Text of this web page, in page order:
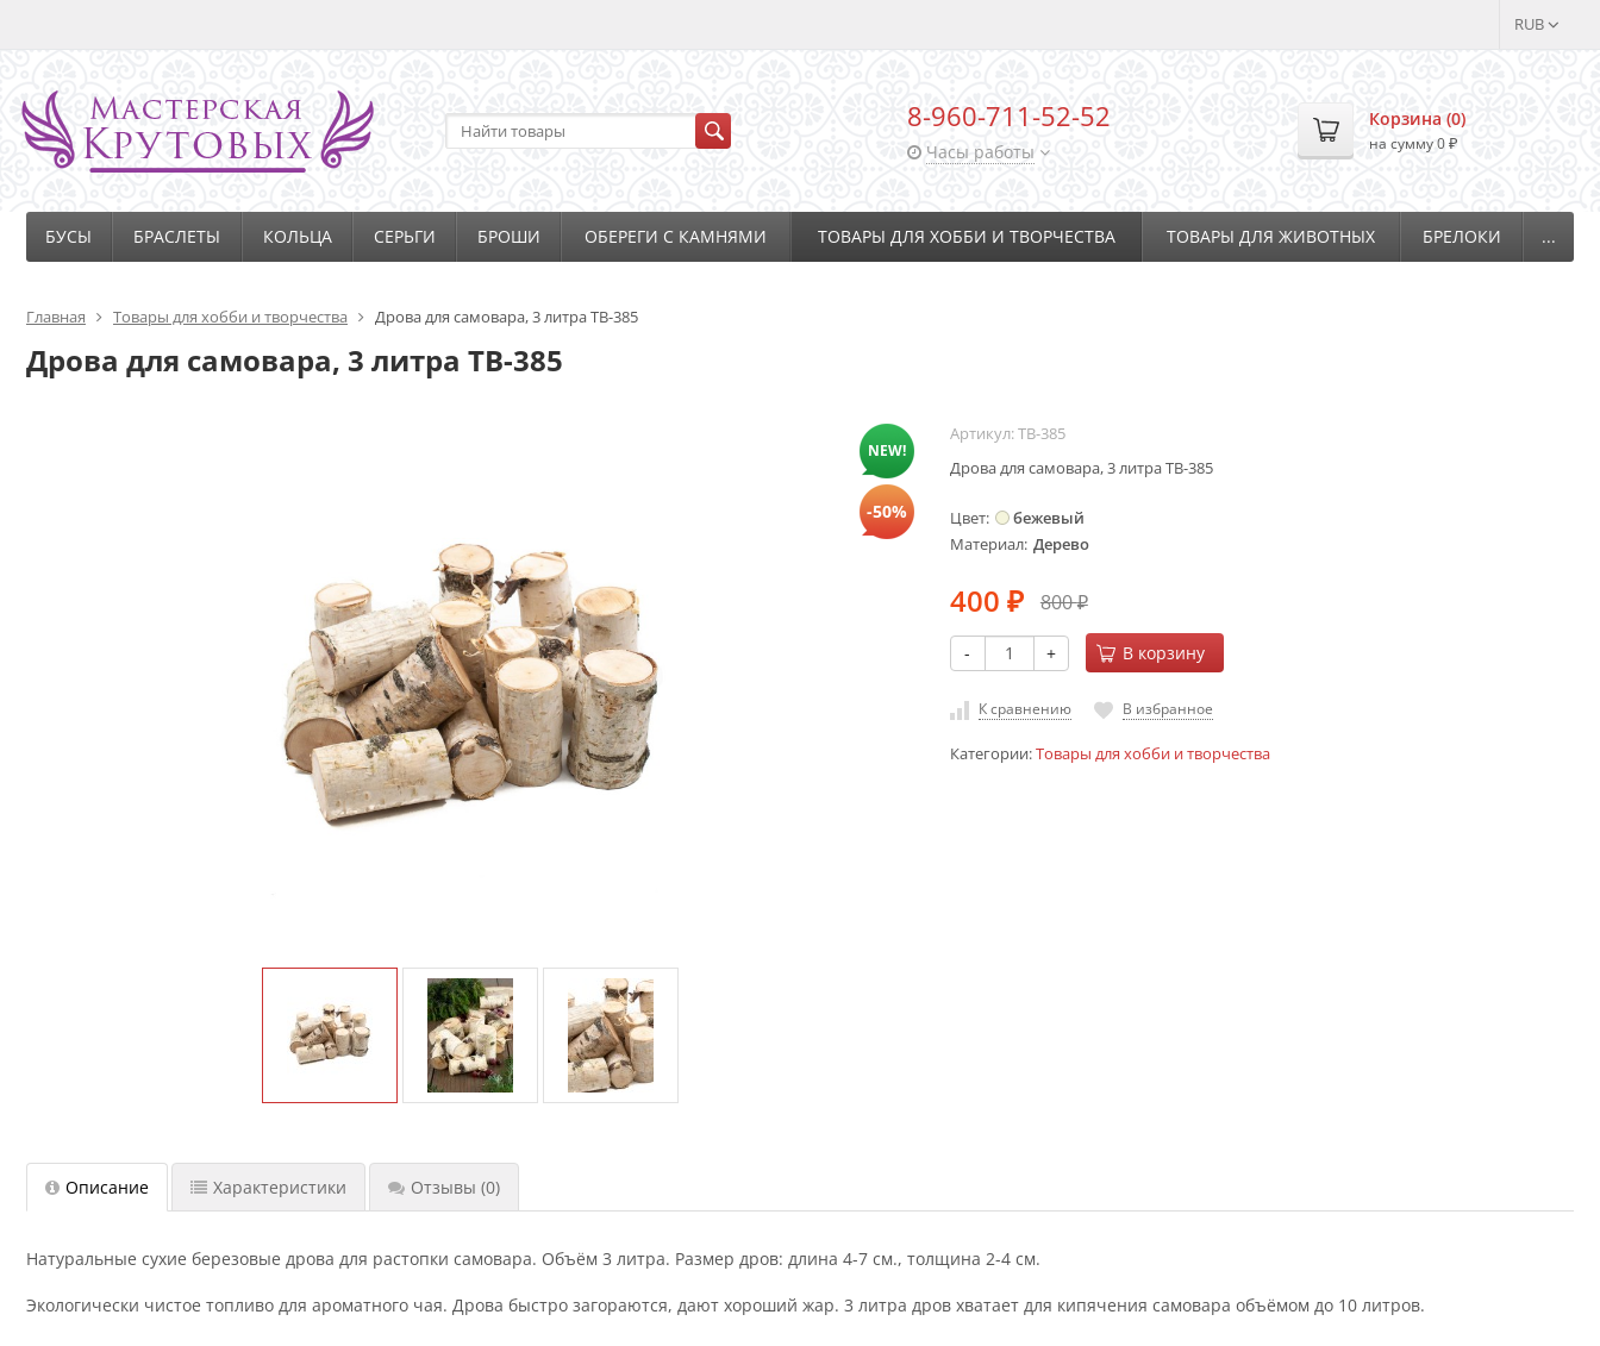
RUB
8-960-711-52-52
Часы работы
Корзина (0)
на сумму0 ₽
БУСЫ БРАСЛЕТЫ КОЛЬЦА СЕРЬГИ БРОШИ ОБЕРЕГИ С КАМНЯМИ ТОВАРЫ ДЛЯ ХОББИ И ТВОРЧЕСТВА ТОВАРЫ ДЛЯ ЖИВОТНЫХ БРЕЛОКИ ...
Главная Товары для хобби и творчества Дрова для самовара, 3 литра ТВ-385
Дрова для самовара, 3 литра ТВ-385
NEW!
-50%
Артикул:ТВ-385
Дрова для самовара, 3 литра ТВ-385
Цвет
бежевый
Материал Дерево
400 ₽ 800₽
- + В корзину
К сравнению В избранное
Категории:Товары для хобби и творчества
Описание Характеристики Отзывы (0)
Натуральные сухие березовые дрова для растопки самовара. Объём 3 литра. Размер дров: длина 4-7 см., толщина 2-4 см.
Экологически чистое топливо для ароматного чая. Дрова быстро загораются, дают хороший жар. 3 литра дров хватает для кипячения самовара объёмом до 10 литров.